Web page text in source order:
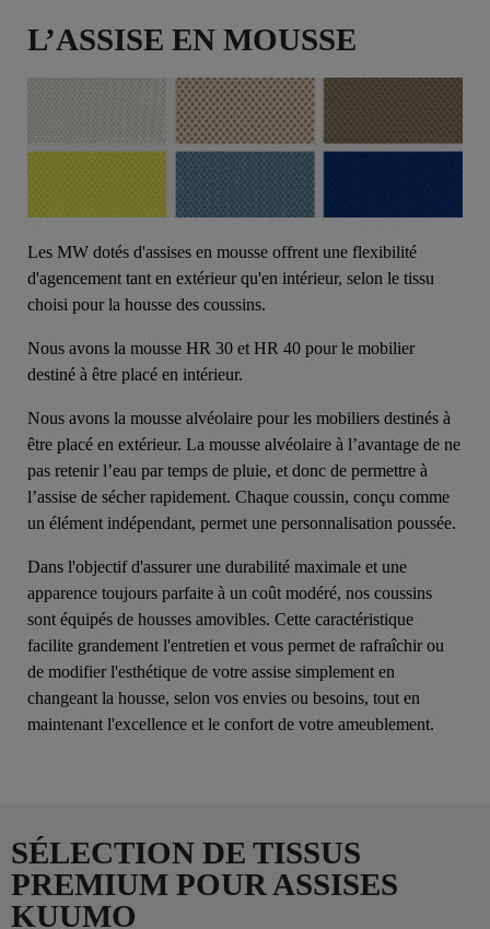
L’ASSISE EN MOUSSE
Les MW dotés d'assises en mousse offrent une flexibilité
d'agencement tant en extérieur qu'en intérieur, selon le tissu
choisi pour la housse des coussins.
Nous avons la mousse HR 30 et HR 40 pour le mobilier
destiné à être placé en intérieur.
Nous avons la mousse alvéolaire pour les mobiliers destinés à
être placé en extérieur. La mousse alvéolaire à l’avantage de ne
pas retenir l’eau par temps de pluie, et donc de permettre à
l’assise de sécher rapidement. Chaque coussin, conçu comme
un élément indépendant, permet une personnalisation poussée.
Dans l'objectif d'assurer une durabilité maximale et une
apparence toujours parfaite à un coût modéré, nos coussins
sont équipés de housses amovibles. Cette caractéristique
facilite grandement l'entretien et vous permet de rafraîchir ou
de modifier l'esthétique de votre assise simplement en
changeant la housse, selon vos envies ou besoins, tout en
maintenant l'excellence et le confort de votre ameublement.
SÉLECTION DE TISSUS
PREMIUM POUR ASSISES
KUUMO